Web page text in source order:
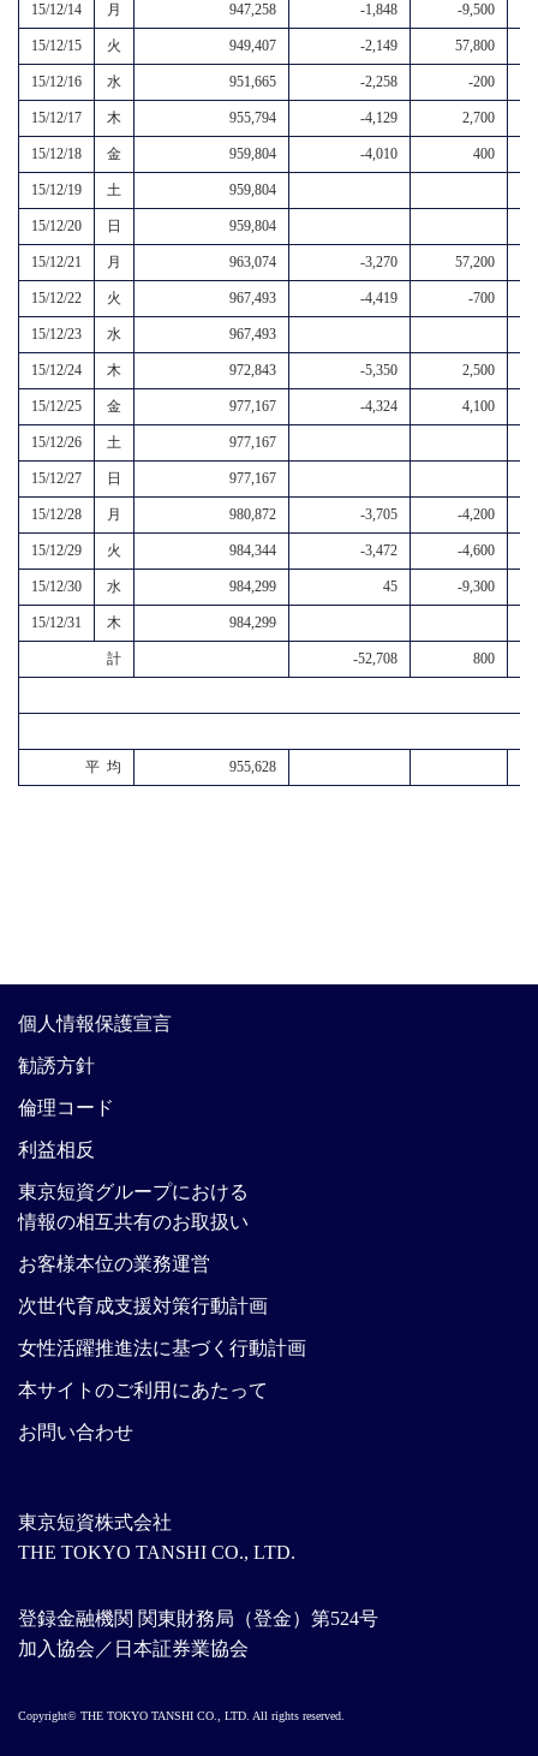
15/12/14 月 947,258 -1,848 -9,500
15/12/15 火 949,407 -2,149 57,800
15/12/16 水 951,665 -2,258 -200
15/12/17 木 955,794 -4,129 2,700
15/12/18 金 959,804 -4,010 400
15/12/19 土 959,804
15/12/20 日 959,804
15/12/21 月 963,074 -3,270 57,200
15/12/22 火 967,493 -4,419 -700
15/12/23 水 967,493
15/12/24 木 972,843 -5,350 2,500
15/12/25 金 977,167 -4,324 4,100
15/12/26 土 977,167
15/12/27 日 977,167
15/12/28 月 980,872 -3,705 -4,200
15/12/29 火 984,344 -3,472 -4,600
15/12/30 水 984,299 45 -9,300
15/12/31 木 984,299
計 -52,708 800
平 均 955,628
東京短資株式会社
THE TOKYO TANSHI CO., LTD.
登録金融機関 関東財務局（登金）第524号
加入協会／日本証券業協会
個人情報保護宣言
勧誘方針
倫理コード
利益相反
東京短資グループにおける
情報の相互共有のお取扱い
お客様本位の業務運営
次世代育成支援対策行動計画
女性活躍推進法に基づく行動計画
本サイトのご利用にあたって
お問い合わせ
Copyright© THE TOKYO TANSHI CO., LTD. All rights reserved.